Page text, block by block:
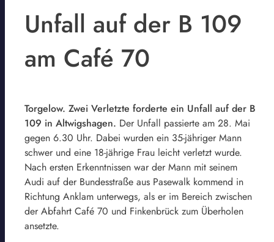
Unfall auf der B 109
am Café 70
Torgelow. Zwei Verletzte forderte ein Unfall auf der B
109 in Altwigshagen. Der Unfall passierte am 28. Mai
gegen 6.30 Uhr. Dabei wurden ein 35-jähriger Mann
schwer und eine 18-jährige Frau leicht verletzt wurde.
Nach ersten Erkenntnissen war der Mann mit seinem
Audi auf der Bundesstraße aus Pasewalk kommend in
Richtung Anklam unterwegs, als er im Bereich zwischen
der Abfahrt Café 70 und Finkenbrück zum Überholen
ansetzte.